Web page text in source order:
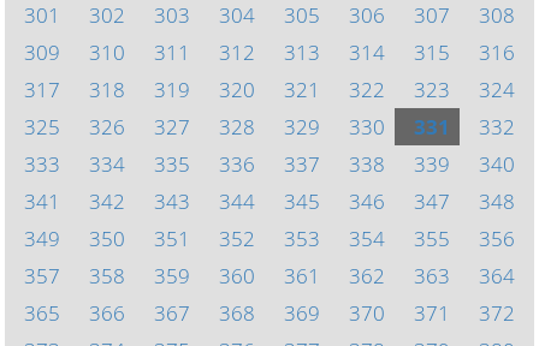
301
302 303 304 305 306 307
308
309
310 311 312 313 314 315
316
317
318 319 320 321 322 323
324
325
326 327 328 329 330 331
332
333
334 335 336 337 338 339
340
341
342 343 344 345 346 347
348
349
350 351 352 353 354 355
356
357
358 359 360 361 362 363
364
365
366 367 368 369 370 371
372